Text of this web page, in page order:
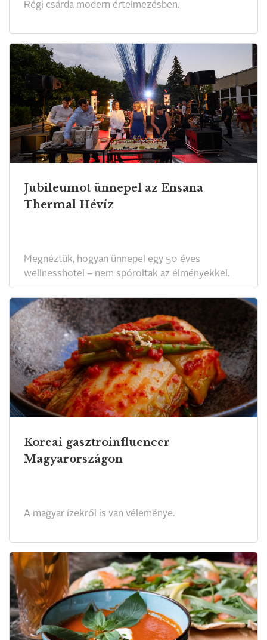
Régi csárda modern értelmezésben.
Jubileumot ünnepel az Ensana
Thermal Hévíz
Megnéztük, hogyan ünnepel egy 50 éves
wellnesshotel – nem spóroltak az élményekkel.
Koreai gasztroinfluencer
Magyarországon
A magyar ízekről is van véleménye.